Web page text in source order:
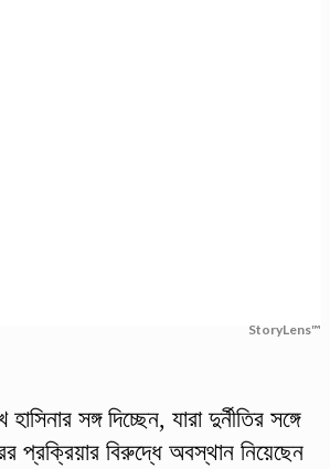
StoryLens™
সঙ্গ দিচ্ছেন, যারা দুর্নীতির সঙ্গে
প্রক্রিয়ার বিরুদ্ধে অবস্থান নিয়েছেন